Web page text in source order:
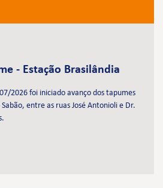
- Estação Brasilândia
2026 foi iniciado avanço dos tapumes
entre as ruas José Antonioli e Dr.